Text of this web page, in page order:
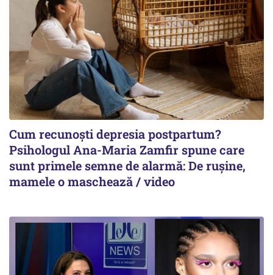
Cum recunoști depresia postpartum?
Psihologul Ana-Maria Zamfir spune care
sunt primele semne de alarmă: De rușine,
mamele o maschează / video